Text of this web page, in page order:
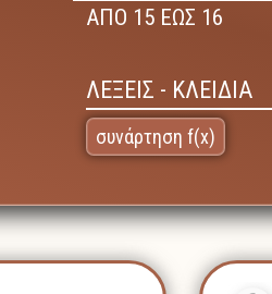
ΑΠΟ 15 ΕΩΣ 16
ΛΕΞΕΙΣ - ΚΛΕΙΔΙΑ
συνάρτηση f(x)